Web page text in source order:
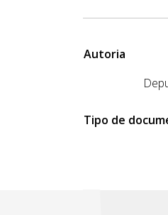
Autoria
Tipo de